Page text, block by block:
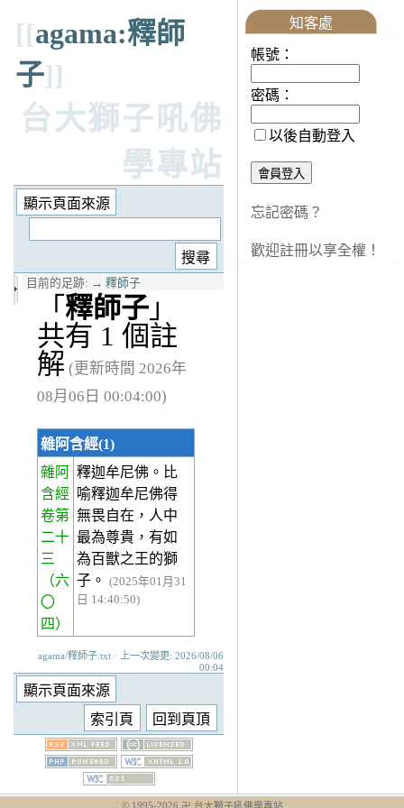
[[agama:釋師
子]]
台大獅子吼佛
學專站
目前的足跡: → 釋師子
「 釋師子 」
共有 1 個註
解 (更新時間 2026年
08月06日 00:04:00)
雜阿含經(1)
雜阿
含經
卷第
二十
三
（六
〇
四）
釋迦牟尼佛。比
喻釋迦牟尼佛得
無畏自在，人中
最為尊貴，有如
為百獸之王的獅
子。
(2025年01月31
日 14:40:50)
agama/釋師子.txt · 上一次變更: 2026/08/06
00:04
知客處
帳號：
密碼：
以後自動登入
忘記密碼？
歡迎註冊以享全權！
© 1995-2026 卍 台大獅子吼佛學專站